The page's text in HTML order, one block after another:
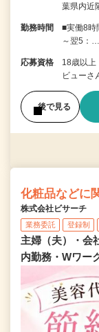
葉県内近
勤務時間
■実働8時
～翌5：…
応募資格
18歳以上
ビューさ
後で見る
化粧品などに
株式会社ビサーチ
業務委託 登録制
主婦（夫）・会
内勤務・Wワー